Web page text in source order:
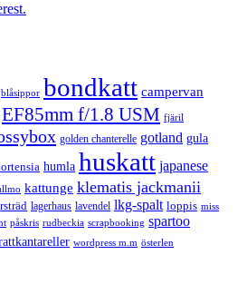
blåsippor bondkatt campervan
EF85mm f/1.8 USM fjäril
golden chanterelle gotland gula
humla huskatt japanese
kattunge klematis jackmanii
lagerhaus lavendel lkg-spalt loppis miss
påskris rudbeckia scrapbooking spartoo
wordpress m.m österlen